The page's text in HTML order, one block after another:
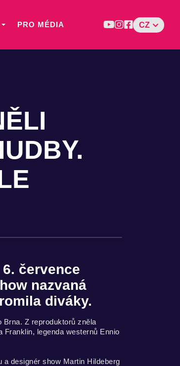
PRO MÉDIA CZ
července
nazvaná
diváky.
Z reproduktorů zněla
legenda westernů Ennio
designér show Martin Hildeberg